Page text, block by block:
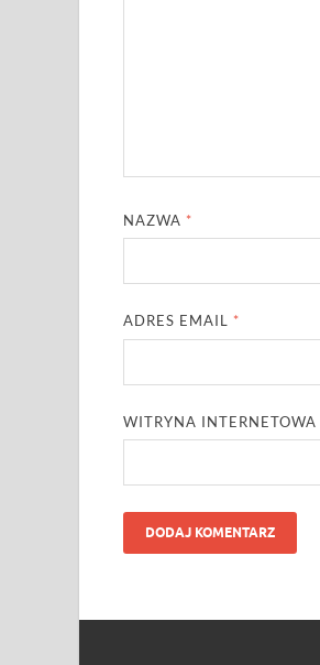
NAZWA *
ADRES EMAIL *
WITRYNA INTERNETOWA